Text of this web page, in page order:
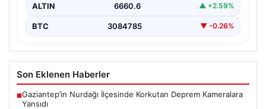
ALTIN 6660.6 ▲ +2.59%
BTC 3084785 ▼ -0.26%
Son Eklenen Haberler
■Gaziantep’in Nurdağı İlçesinde Korkutan Deprem Kameralara
Yansıdı